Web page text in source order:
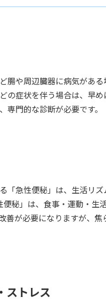
腸や周辺臓器に病気があ
の症状を伴う場合は、早
門的な診断が必要です。
「急性便秘」は、生活リ
秘」は、食事・運動・生
善が必要になりますが、
ストレス